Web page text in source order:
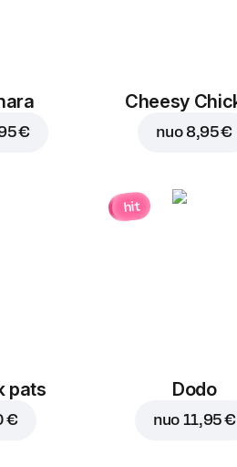
€
Cheesy
nuo 8,95 €
pats
€
hit
Dodo
nuo 11,95 €